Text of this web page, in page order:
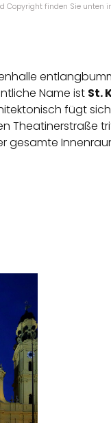
Copyright finden Sie unten
Name ist St.
fügt
Theatinerstraße
gesamte